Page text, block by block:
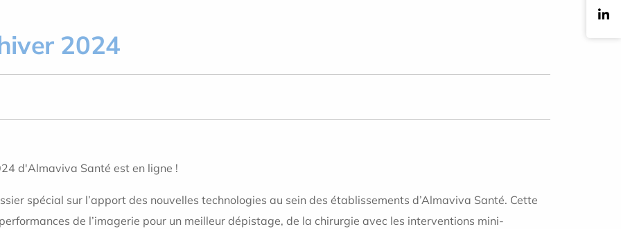
2024
d'Almaviva Santé est en ligne !
spécial sur l’apport des nouvelles technologies au sein des établissements d’Almaviva Santé. Cette
de l’imagerie pour un meilleur dépistage, de la chirurgie avec les interventions mini-